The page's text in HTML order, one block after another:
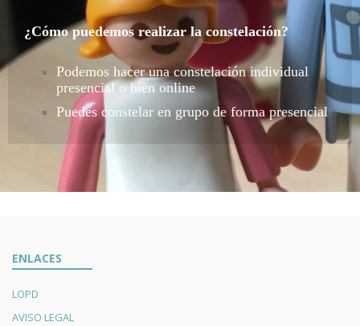
¿Cómo puedemos realizar la constelación?
Podemos hacer una constelación individual
presencial o bien online
Puedes constelar en grupo de forma presencial
ENLACES
LOPD
AVISO LEGAL